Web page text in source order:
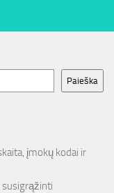
Paieška
įmokų kodai ir
susigrąžinti